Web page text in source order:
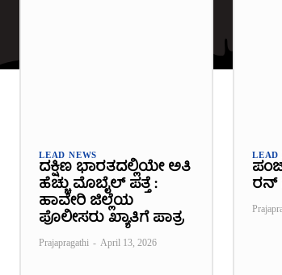
LEAD NEWS
ದಕ್ಷಿಣ ಭಾರತದಲ್ಲಿಯೇ ಅತಿ
ಹೆಚ್ಚು ಮೊಬೈಲ್ ಪತ್ತೆ :
ಹಾವೇರಿ ಜಿಲ್ಲೆಯ
ಪೊಲೀಸರು ಖ್ಯಾತಿಗೆ ಪಾತ್ರ
Prajapragathi - April 13, 2026
LEAD
ರನ್